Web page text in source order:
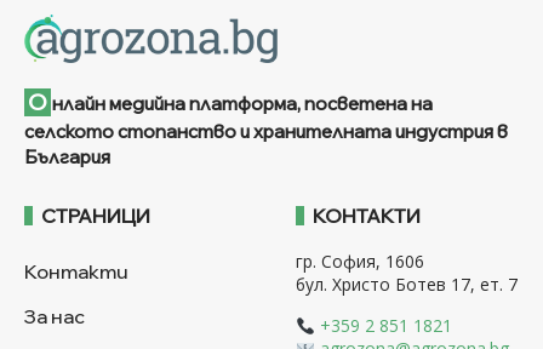
О нлайн медийна платформа, посветена на
селското стопанство и хранителната индустрия в
България
СТРАНИЦИ
Контакти
За нас
КОНТАКТИ
гр. София, 1606
бул. Христо Ботев 17, ет. 7
+359 2 851 1821